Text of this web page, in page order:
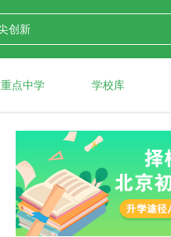
重点中学 学校库